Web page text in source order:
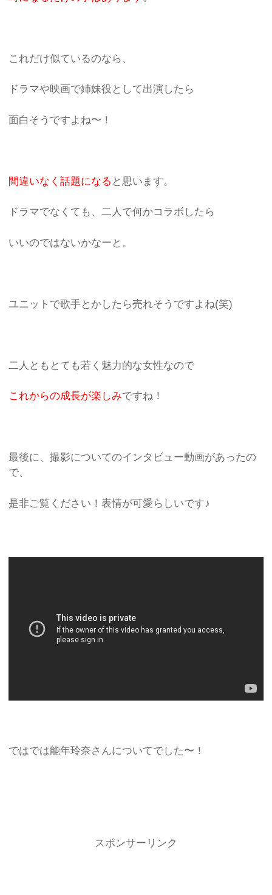
これだけ似ているのなら、
ドラマや映画で姉妹役として出演したら
面白そうですよね〜！
間違いなく話題になる と思います。
ドラマでなくても、二人で何かコラボしたら
いいのではないかなーと。
ユニットで歌手とかしたら売れそうですよね(笑)
二人ともとても若く魅力的な女性なので
これからの成長が楽しみですね！
最後に、撮影についてのインタビュー動画があったの
で、
是非ご覧ください！表情が可愛らしいです♪
ではでは能年玲奈さんについてでした〜！
スポンサーリンク